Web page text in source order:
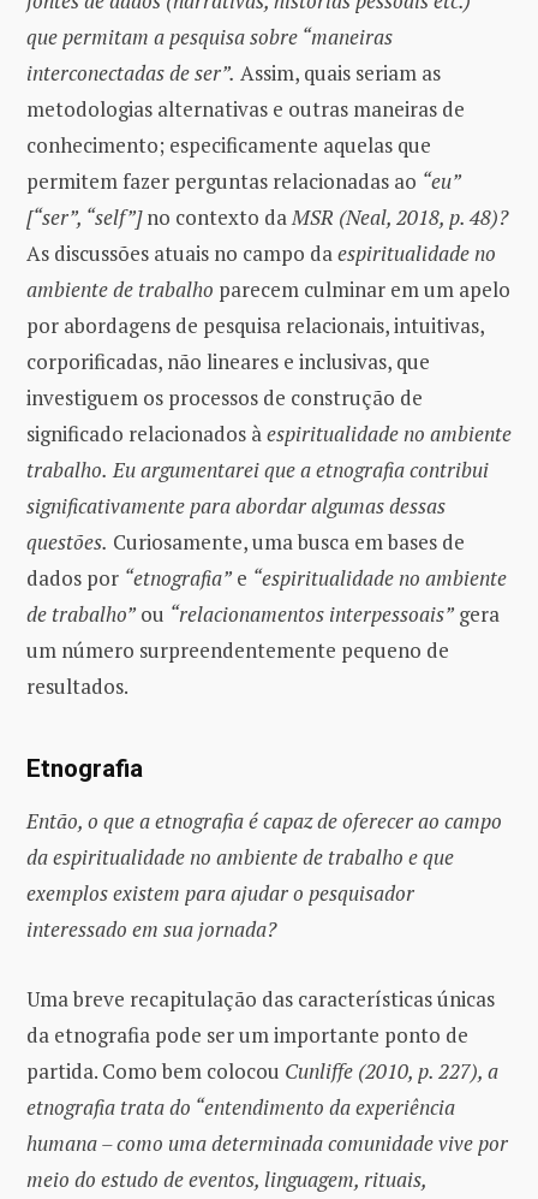
que permitam a pesquisa sobre “maneiras
interconectadas de ser”. Assim, quais seriam as
metodologias alternativas e outras maneiras de
conhecimento; especificamente aquelas que
permitem fazer perguntas relacionadas ao “eu”
[“ser”, “self”]no contexto daMSR (Neal, 2018, p. 48)?
As discussões atuais no campo daespiritualidade no
ambiente de trabalho parecem culminar em um apelo
por abordagens de pesquisa relacionais, intuitivas,
corporificadas, não lineares e inclusivas, que
investiguem os processos de construção de
significado relacionados àespiritualidade no ambiente
trabalho. Eu argumentarei que a etnografia contribui
significativamente para abordar algumas dessas
questões. Curiosamente, uma busca em bases de
dados por “etnografia” e “espiritualidade no ambiente
de trabalho” ou “relacionamentos interpessoais” gera
um número surpreendentemente pequeno de
resultados.
Etnografia
Então, o que a etnografia é capaz de oferecer ao campo
da espiritualidade no ambiente de trabalho e que
exemplos existem para ajudar o pesquisador
interessado em sua jornada?
Uma breve recapitulação das características únicas
da etnografia pode ser um importante ponto de
partida. Como bem colocou Cunliffe (2010, p. 227), a
etnografia trata do “entendimento da experiência
humana – como uma determinada comunidade vive por
meio do estudo de eventos, linguagem, rituais,